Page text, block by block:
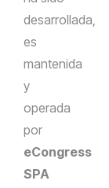
desarrollada,
es
mantenida
y
operada
por
eCongress
SPA